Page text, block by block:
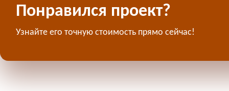
Понравился проект?
Узнайте его точную стоимость прямо сейчас!